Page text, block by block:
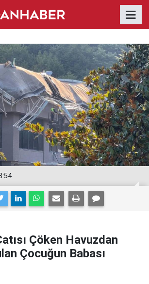
Çöken Havuzdan
Çocuğun Babası